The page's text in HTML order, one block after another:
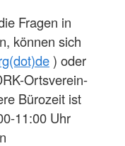
Fragen in
können sich
) oder
Ortsverein-
Bürozeit ist
11:00 Uhr